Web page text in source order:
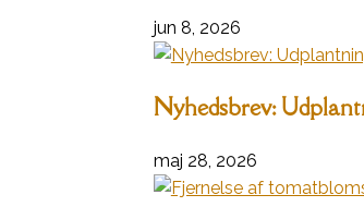
jun 8, 2026
Nyhedsbrev:
maj 28, 2026